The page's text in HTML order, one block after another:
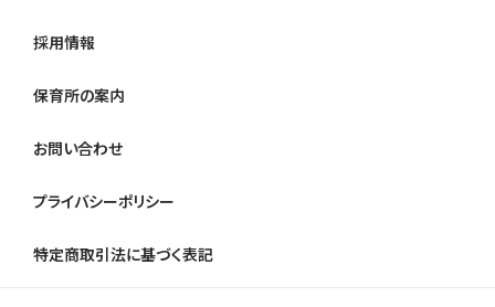
採用情報
保育所の案内
お問い合わせ
プライバシーポリシー
特定商取引法に基づく表記